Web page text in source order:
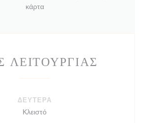
κάρτα
ΛΕΙΤΟΥΡΓΊΑΣ
ΔΕΥΤΈΡΑ
Κλειστό